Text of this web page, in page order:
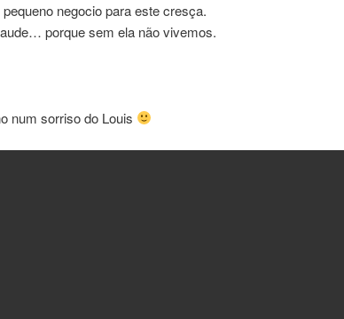
negocio para este cresça.
porque sem ela não vivemos.
num sorriso do Louis